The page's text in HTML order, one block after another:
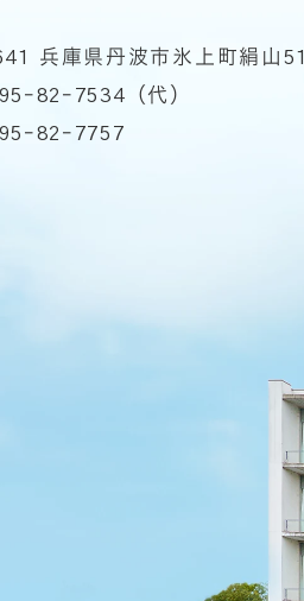
兵庫県丹波市氷上町絹山
82-7534（代）
82-7757